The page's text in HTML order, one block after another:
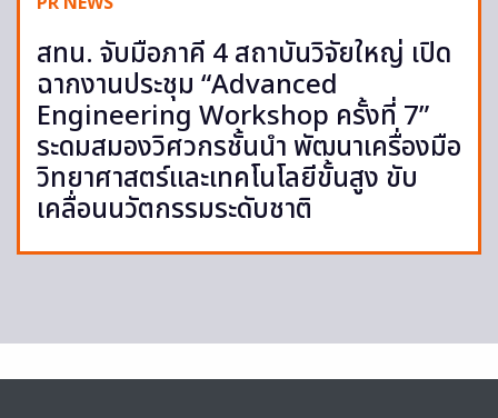
สทน. จับมือภาคี 4 สถาบันวิจัยใหญ่ เปิด
ฉากงานประชุม “Advanced
Engineering Workshop ครั้งที่ 7”
ระดมสมองวิศวกรชั้นนำ พัฒนาเครื่องมือ
วิทยาศาสตร์และเทคโนโลยีขั้นสูง ขับ
เคลื่อนนวัตกรรมระดับชาติ